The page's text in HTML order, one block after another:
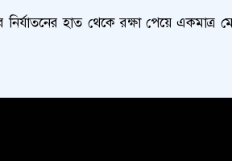
নির্যাতনের হাত থেকে রক্ষা পেয়ে